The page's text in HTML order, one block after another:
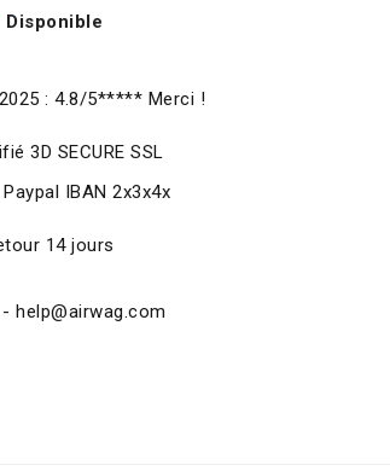
Disponible
: 4.8/5***** Merci !
3D SECURE SSL
IBAN 2x3x4x
14 jours
help@airwag.com